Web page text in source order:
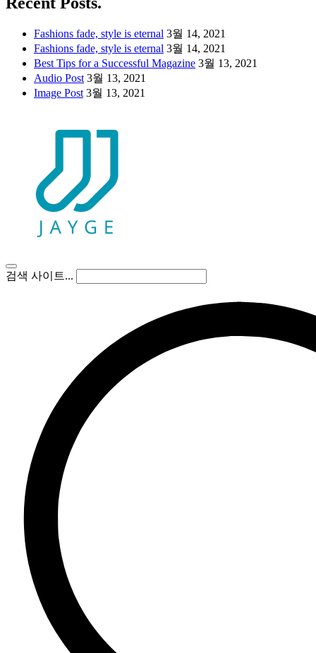
Fashions fade, style is eternal 3월 14, 2021
Fashions fade, style is eternal 3월 14, 2021
Best Tips for a Successful Magazine 3월 13, 2021
Audio Post 3월 13, 2021
Image Post 3월 13, 2021
검색 사이트...